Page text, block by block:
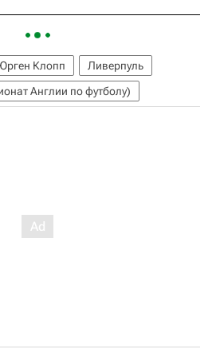
Клопп
Ливерпуль
Англии по футболу)